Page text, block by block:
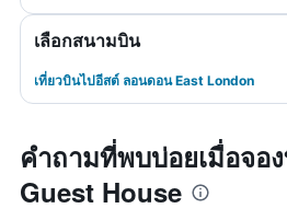
เลือกสนามบิน
เที่ยวบินไปอีสต์ ลอนดอน East London
คำถามที่พบบ่อยเมื่อจอ
Guest House